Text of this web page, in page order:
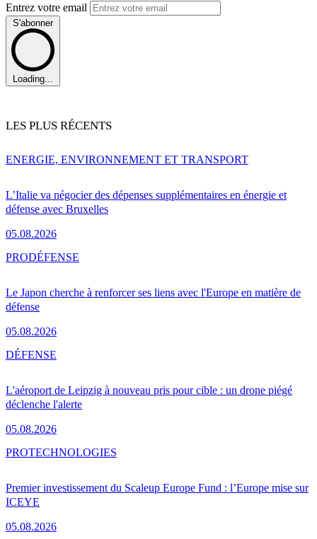
Entrez votre email
S'abonner
Loading...
LES PLUS RÉCENTS
L’Italie va négocier des dépenses supplémentaires en énergie et
défense avec Bruxelles
05.08.2026
ENERGIE, ENVIRONNEMENT ET TRANSPORT
Le Japon cherche à renforcer ses liens avec l'Europe en matière de
défense
05.08.2026
PRODÉFENSE
L'aéroport de Leipzig à nouveau pris pour cible : un drone piégé
déclenche l'alerte
05.08.2026
DÉFENSE
Premier investissement du Scaleup Europe Fund : l’Europe mise sur
ICEYE
05.08.2026
PROTECHNOLOGIES